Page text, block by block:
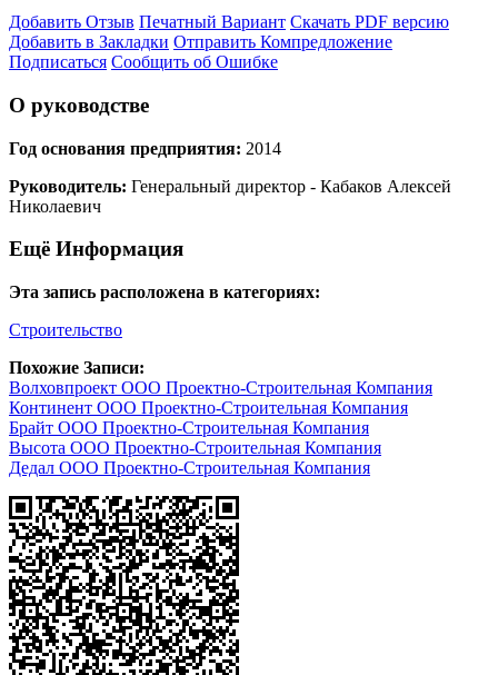
Добавить Отзыв Печатный Вариант Скачать PDF версию
Добавить в Закладки Отправить Компредложение
Подписаться Сообщить об Ошибке
О руководстве
Год основания предприятия: 2014
Руководитель: Генеральный директор - Кабаков Алексей
Николаевич
Ещё Информация
Эта запись расположена в категориях:
Строительство
Похожие Записи:
Волховпроект ООО Проектно-Строительная Компания
Континент ООО Проектно-Строительная Компания
Брайт ООО Проектно-Строительная Компания
Высота ООО Проектно-Строительная Компания
Дедал ООО Проектно-Строительная Компания